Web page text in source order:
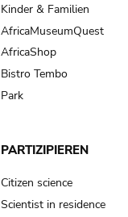
Kinder & Familien
AfricaMuseumQuest
AfricaShop
Bistro Tembo
Park
PARTIZIPIEREN
Citizen science
Scientist in residence